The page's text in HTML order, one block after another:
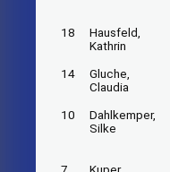
18
Hausfeld,
Kathrin
14
Gluche,
Claudia
10
Dahlkemper,
Silke